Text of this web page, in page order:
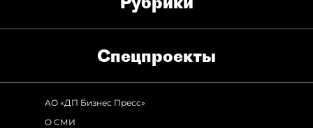
Спец­проекты
АО «ДП Бизнес Пресс»
О СМИ